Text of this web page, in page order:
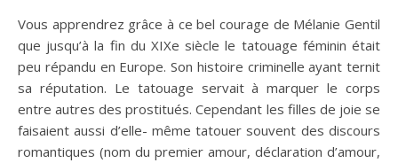
Vous apprendrez grâce à ce bel courage de Mélanie Gentil
que jusqu’à la fin du XIXe siècle le tatouage féminin était
peu répandu en Europe. Son histoire criminelle ayant ternit
sa réputation. Le tatouage servait à marquer le corps
entre autres des prostitués. Cependant les filles de joie se
faisaient aussi d’elle- même tatouer souvent des discours
romantiques (nom du premier amour, déclaration d’amour,